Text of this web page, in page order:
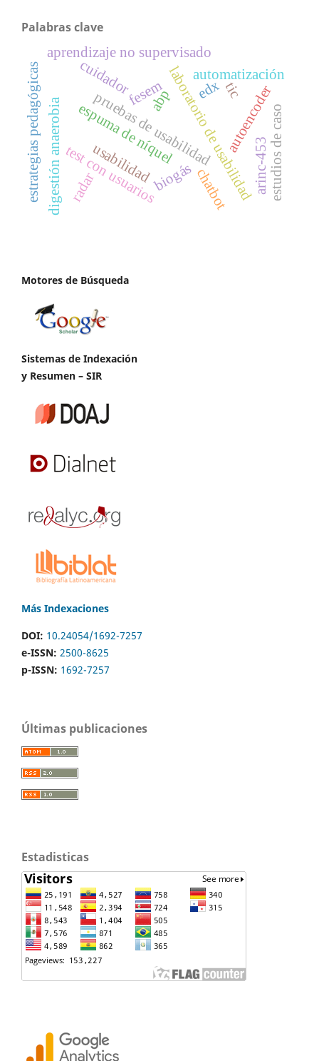
Palabras clave
laboratorio de usabilidad
pruebas de usabilidad
test con usuarios
usabilidad
digestión anaerobia
automatización
biogás
autoencoder
aprendizaje no supervisado
abp
estrategias pedagógicas estudios de caso
espuma de níquel
fesem edx
chatbot
cuidador tic
radar arinc-453
Motores de Búsqueda
Sistemas de Indexación
y Resumen – SIR
Más Indexaciones
DOI: 10.24054/1692-7257
e-ISSN: 2500-8625
p-ISSN: 1692-7257
Últimas publicaciones
Estadisticas